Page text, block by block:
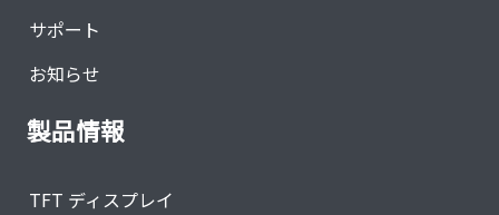
サポート
お知らせ
製品情報
TFT ディスプレイ